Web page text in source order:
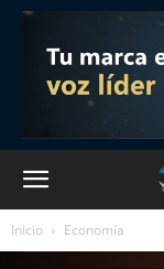
Inicio Economía